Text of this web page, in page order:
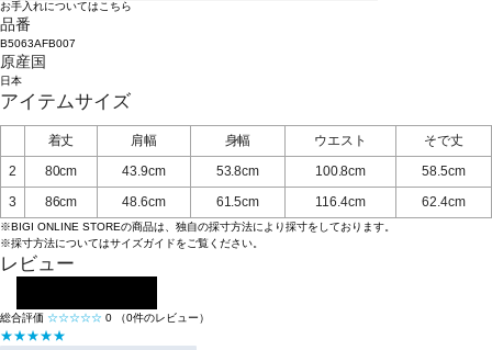
お手入れについてはこちら
品番
B5063AFB007
原産国
日本
アイテムサイズ
着丈 肩幅 身幅 ウエスト
そで丈
2
80cm 43.9cm 53.8cm 100.8cm
58.5cm
3
86cm 48.6cm 61.5cm 116.4cm 62.4cm
※BIGI ONLINE STOREの商品は、独自の採寸方法により採寸をしております。
※採寸方法についてはサイズガイドをご覧ください。
レビュー
総合評価 ☆☆☆☆☆ 0 （0件のレビュー）
★★★★★